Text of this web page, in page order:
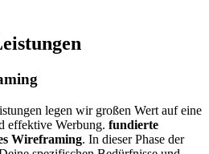
legen wir großen Wert auf eine
effektive Werbung. fundierte
Wireframing. In dieser Phase der